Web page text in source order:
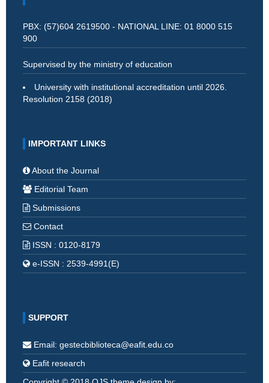
PBX: (57)604 2619500 - NATIONAL LINE: 01 8000 515
900
Supervised by the ministry of education
University with institutional accreditation until 2026.
Resolution 2158 (2018)
IMPORTANT LINKS
About the Journal
Editorial Team
Submissions
Contact
ISSN : 0120-8179
e-ISSN : 2539-4991(E)
SUPPORT
Email: gestecbiblioteca@eafit.edu.co
Eafit research